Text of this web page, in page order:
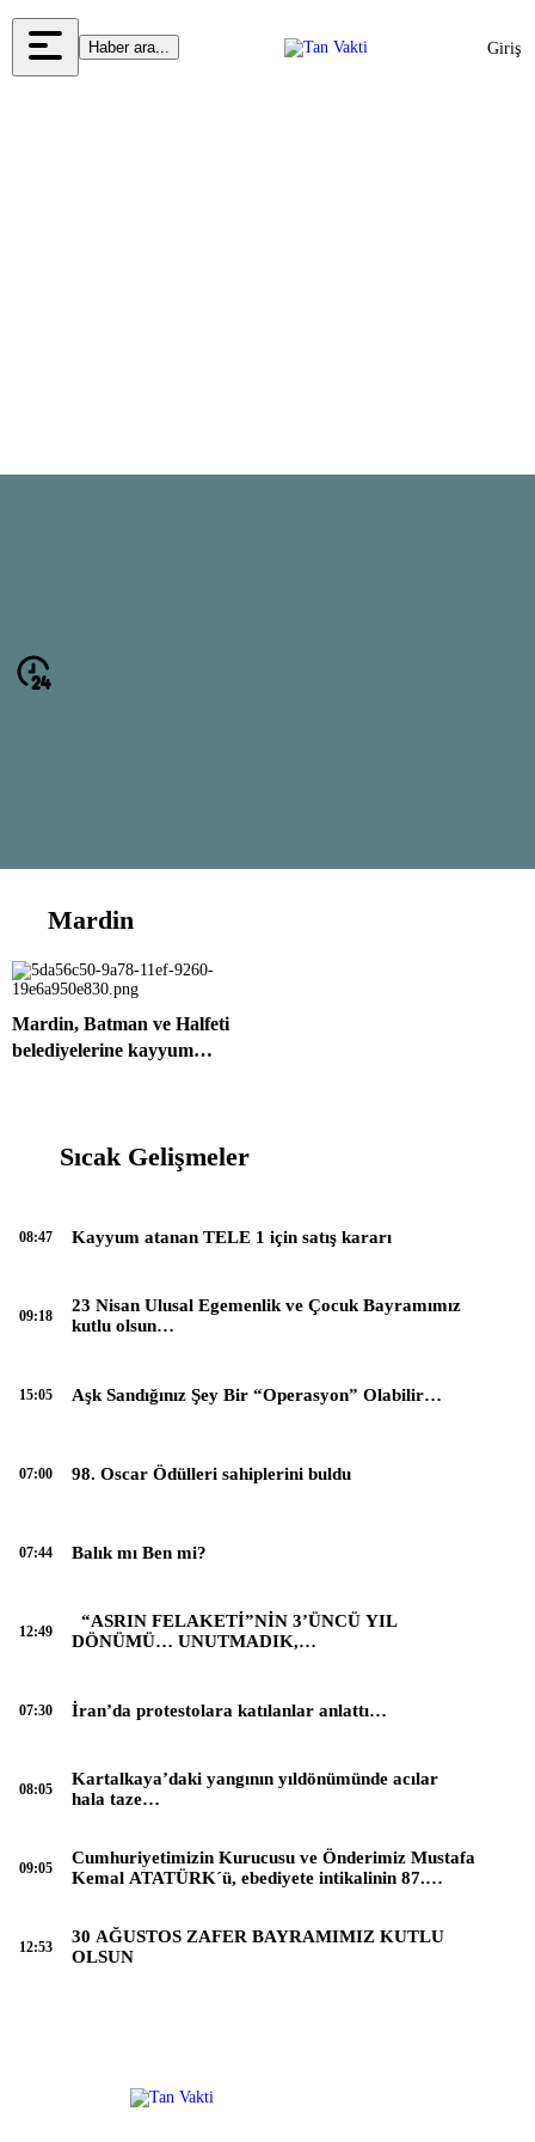
Haber ara... Giriş
Mardin
Mardin, Batman ve Halfeti
belediyelerine kayyum…
Sıcak Gelişmeler
Kayyum atanan TELE 1 için satış kararı
08:47
23 Nisan Ulusal Egemenlik ve Çocuk Bayramımız
kutlu olsun…
09:18
Aşk Sandığınız Şey Bir “Operasyon” Olabilir…
15:05
98. Oscar Ödülleri sahiplerini buldu
07:00
Balık mı Ben mi?
07:44
“ASRIN FELAKETİ”NİN 3’ÜNCÜ YIL
DÖNÜMÜ… UNUTMADIK,
12:49
İran’da protestolara katılanlar anlattı…
07:30
Kartalkaya’daki yangının yıldönümünde acılar
hala taze…
08:05
Cumhuriyetimizin Kurucusu ve Önderimiz Mustafa
Kemal ATATÜRK´ü, ebediyete intikalinin 87.
09:05
30 AĞUSTOS ZAFER BAYRAMIMIZ KUTLU
OLSUN
12:53